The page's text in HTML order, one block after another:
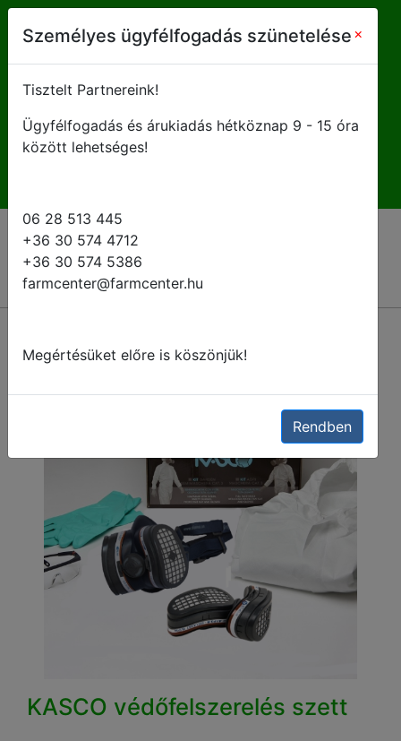
farmcenter@farmcenter.hu
H-P 8 - 16:30
KASCO védőfelszerelés szett
Személyes ügyfélfogadás szünetelése ×
Tisztelt Partnereink!
Ügyfélfogadás és árukiadás hétköznap 9 - 15 óra
között lehetséges!
06 28 513 445
+36 30 574 4712
+36 30 574 5386
farmcenter@farmcenter.hu
Megértésüket előre is köszönjük!
Rendben